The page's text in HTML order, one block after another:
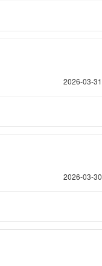
2026-03-31
2026-03-30